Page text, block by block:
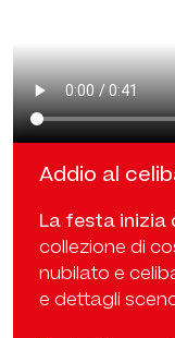
Addio al
La festa inizia
collezione di
nubilato e
e dettagli